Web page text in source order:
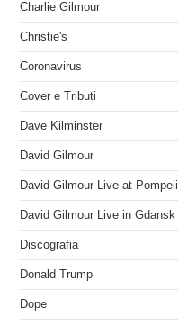
Charlie Gilmour
Christie's
Coronavirus
Cover e Tributi
Dave Kilminster
David Gilmour
David Gilmour Live at Pompeii
David Gilmour Live in Gdansk
Discografia
Donald Trump
Dope